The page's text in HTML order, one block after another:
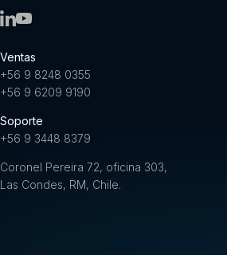
Ventas
+56 9 8248 0355
+56 9 6209 9190
Soporte
+56 9 3448 8379
Coronel Pereira 72, oficina 303,
Las Condes, RM, Chile.